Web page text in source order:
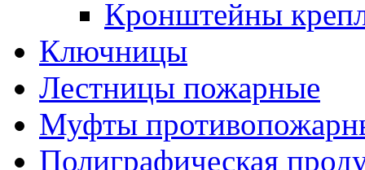
Кронштейны
Ключницы
Лестницы пожарные
Муфты
Полиграфическая